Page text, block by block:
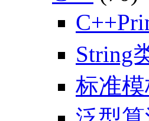
String
标准